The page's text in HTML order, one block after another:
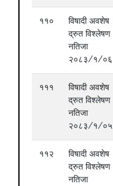
११०
विषादी अवशेष
द्रुत विश्लेषण
नतिजा
२०८३/१/०६
१११
विषादी अवशेष
द्रुत विश्लेषण
नतिजा
२०८३/१/०५
११२
विषादी अवशेष
द्रुत विश्लेषण
नतिजा